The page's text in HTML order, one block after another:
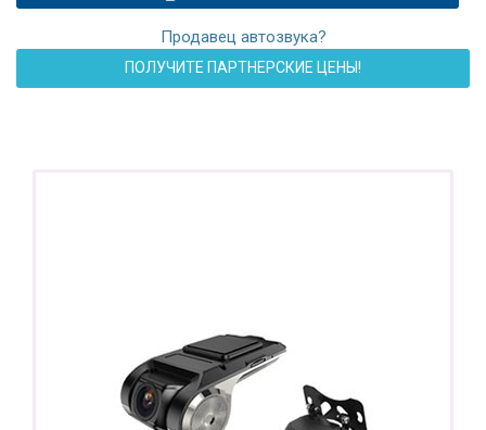
Продавец автозвука?
ПОЛУЧИТЕ ПАРТНЕРСКИЕ ЦЕНЫ!